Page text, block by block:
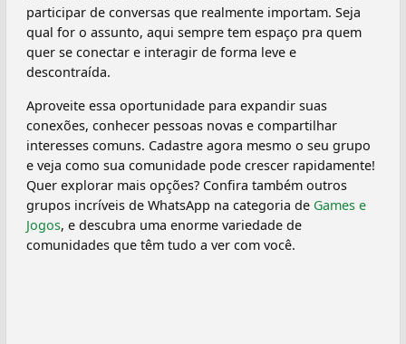
participar de conversas que realmente importam. Seja
qual for o assunto, aqui sempre tem espaço pra quem
quer se conectar e interagir de forma leve e
descontraída.
Aproveite essa oportunidade para expandir suas
conexões, conhecer pessoas novas e compartilhar
interesses comuns. Cadastre agora mesmo o seu grupo
e veja como sua comunidade pode crescer rapidamente!
Quer explorar mais opções? Confira também outros
grupos incríveis de WhatsApp na categoria de Games e
Jogos, e descubra uma enorme variedade de
comunidades que têm tudo a ver com você.